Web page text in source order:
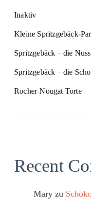
Inaktiv
Kleine Spritzgebäck-
Spritzgebäck – die
Spritzgebäck – die
Rocher-Nougat Torte
Recent
Mary zu